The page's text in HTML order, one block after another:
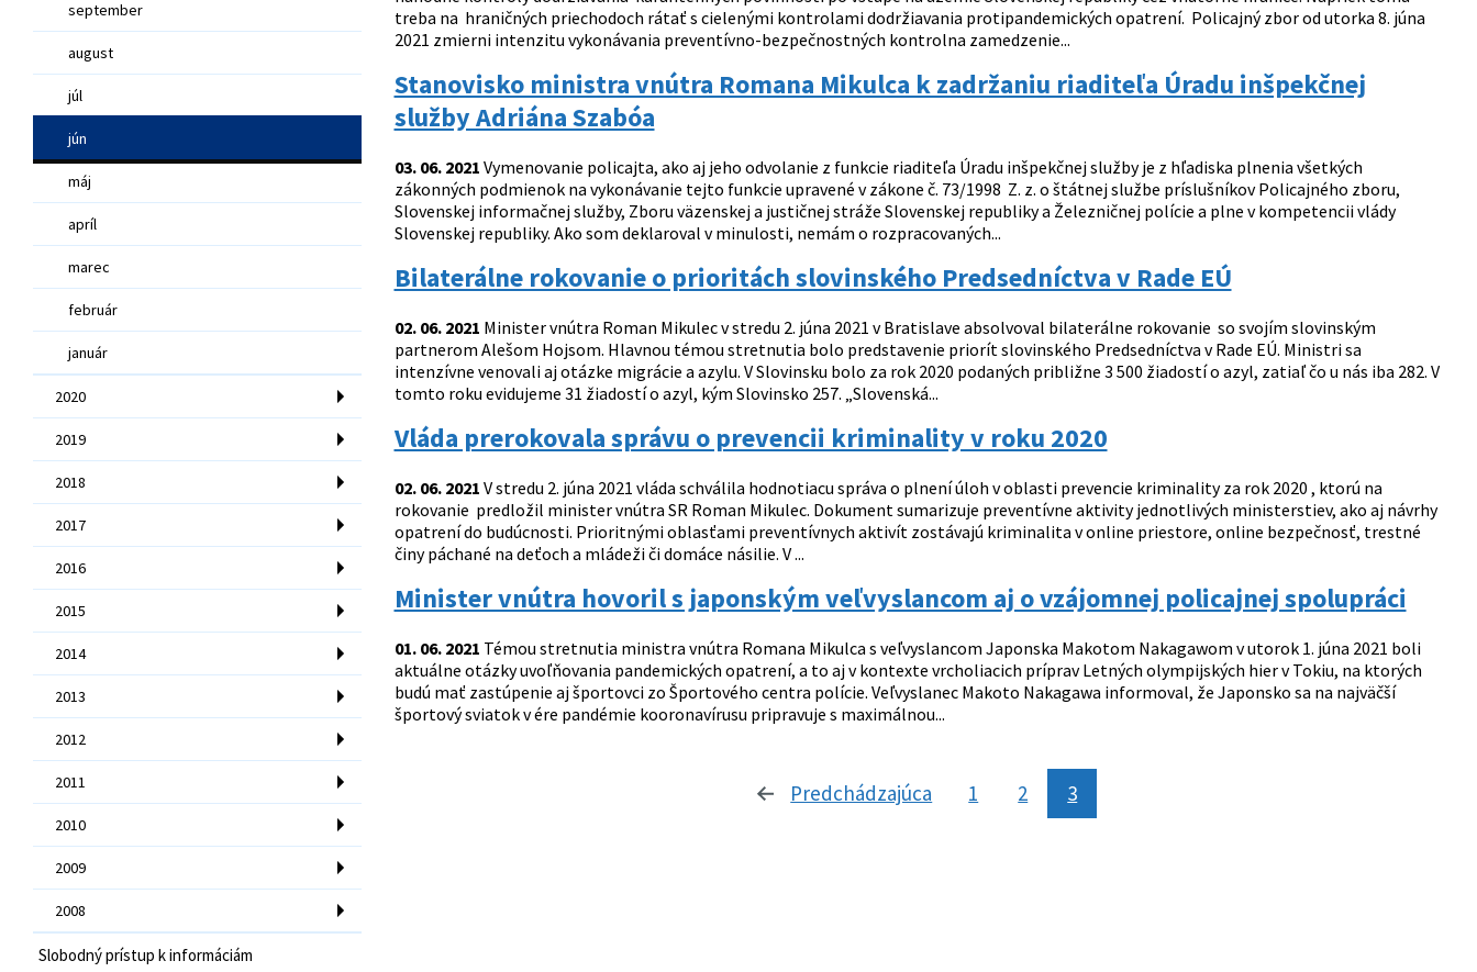
september
august
júl
jún
máj
apríl
marec
február
január
2020
2019
2018
2017
2016
2015
2014
2013
2012
2011
2010
2009
2008
Slobodný prístup k informáciám
treba na hraničných priechodoch rátať s cielenými kontrolami dodržiavania protipandemických opatrení. Policajný zbor od utorka 8. júna
2021 zmierni intenzitu vykonávania preventívno-bezpečnostných kontrolna zamedzenie...
Stanovisko ministra vnútra Romana Mikulca k zadržaniu riaditeľa Úradu inšpekčnej
služby Adriána Szabóa
03. 06. 2021 Vymenovanie policajta, ako aj jeho odvolanie z funkcie riaditeľa Úradu inšpekčnej služby je z hľadiska plnenia všetkých
zákonných podmienok na vykonávanie tejto funkcie upravené v zákone č. 73/1998 Z. z. o štátnej službe príslušníkov Policajného zboru,
Slovenskej informačnej služby, Zboru väzenskej a justičnej stráže Slovenskej republiky a Železničnej polície a plne v kompetencii vlády
Slovenskej republiky. Ako som deklaroval v minulosti, nemám o rozpracovaných...
Bilaterálne rokovanie o prioritách slovinského Predsedníctva v Rade EÚ
02. 06. 2021 Minister vnútra Roman Mikulec v stredu 2. júna 2021 v Bratislave absolvoval bilaterálne rokovanie so svojím slovinským
partnerom Alešom Hojsom. Hlavnou témou stretnutia bolo predstavenie priorít slovinského Predsedníctva v Rade EÚ. Ministri sa
intenzívne venovali aj otázke migrácie a azylu. V Slovinsku bolo za rok 2020 podaných približne 3 500 žiadostí o azyl, zatiaľ čo u nás iba 282. V
tomto roku evidujeme 31 žiadostí o azyl, kým Slovinsko 257. „Slovenská...
Vláda prerokovala správu o prevencii kriminality v roku 2020
02. 06. 2021 V stredu 2. júna 2021 vláda schválila hodnotiacu správa o plnení úloh v oblasti prevencie kriminality za rok 2020 , ktorú na
rokovanie predložil minister vnútra SR Roman Mikulec. Dokument sumarizuje preventívne aktivity jednotlivých ministerstiev, ako aj návrhy
opatrení do budúcnosti. Prioritnými oblasťami preventívnych aktivít zostávajú kriminalita v online priestore, online bezpečnosť, trestné
činy páchané na deťoch a mládeži či domáce násilie. V ...
Minister vnútra hovoril s japonským veľvyslancom aj o vzájomnej policajnej spolupráci
01. 06. 2021 Témou stretnutia ministra vnútra Romana Mikulca s veľvyslancom Japonska Makotom Nakagawom v utorok 1. júna 2021 boli
aktuálne otázky uvoľňovania pandemických opatrení, a to aj v kontexte vrcholiacich príprav Letných olympijských hier v Tokiu, na ktorých
budú mať zastúpenie aj športovci zo Športového centra polície. Veľvyslanec Makoto Nakagawa informoval, že Japonsko sa na najväčší
športový sviatok v ére pandémie kooronavírusu pripravuje s maximálnou...
Predchádzajúca stránka
1 2 3